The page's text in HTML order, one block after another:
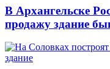
В Архангельске
продажу здание